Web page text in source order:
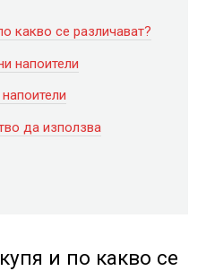
какво се различават?
напоители
да използва
и по какво се